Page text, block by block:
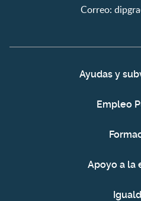
Correo:
Ayudas y
Empleo
Apoyo a la